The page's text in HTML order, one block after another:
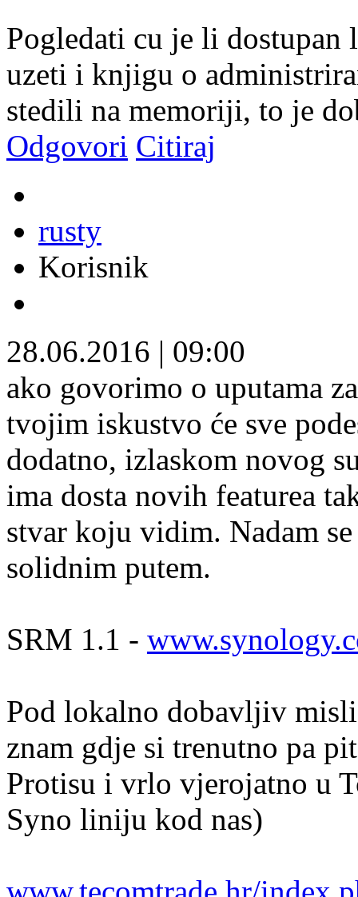
Pogledati cu je li
uzeti i knjigu o
stedili na memoriji, to je
Odgovori Citiraj
rusty
Korisnik
28.06.2016 | 09:00
ako govorimo o uputama
tvojim iskustvo će sve
dodatno, izlaskom novog
ima dosta novih featurea
stvar koju vidim. Nadam
solidnim putem.
SRM 1.1 -
Pod lokalno dobavljiv
znam gdje si trenutno pa
Protisu i vrlo vjerojatno u
Syno liniju kod nas)